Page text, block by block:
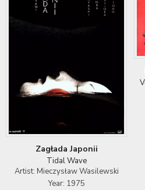
Zagłada Japonii
Tidal Wave
Artist: Mieczysław Wasilewski
Year: 1975